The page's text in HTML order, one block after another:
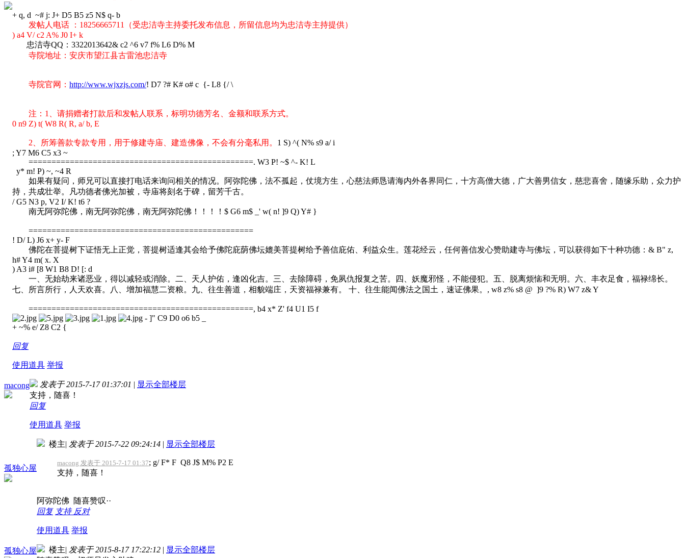
+ q, d ~# j: J+ D5 B5 z5 N$ q- b
发帖人电话 ：18256665711（受忠洁寺主持委托发布信息，所留信息均为忠洁寺主持提供）
) a4 V/ c2 A% J0 I+ k
忠洁寺QQ：3322013642& c2 ^6 v7 f% L6 D% M
寺院地址：安庆市望江县古雷池忠洁寺
寺院官网： http://www.wjxzjs.com/! D7 ?# K# o# c {- L8 {/ \
注：1、请捐赠者打款后和发帖人联系，标明功德芳名、金额和联系方式。
0 n9 Z) t( W8 R( R, a/ b, E
2、所筹善款专款专用，用于修建寺庙、建造佛像，不会有分毫私用。 1 S) ^( N% s9 a/ i
; Y7 M6 C5 x3 ~
=================================================. W3 P! ~$ ^- K! L
y* m! P) ~, ~4 R
如果有疑问，师兄可以直接打电话来询问相关的情况。阿弥陀佛，法不孤起，仗境方生，心慈法师恳请海内外各界同仁，十方高僧大德，广大善男信女，慈悲喜舍，随缘乐助，众力护
持，共成壮举。凡功德者佛光加被，寺庙将刻名于碑，留芳千古。
/ G5 N3 p, V2 I/ K! t6 ?
南无阿弥陀佛，南无阿弥陀佛，南无阿弥陀佛！！！！ $ G6 m$ _' w( n! ]9 Q) Y# }
=================================================
! D/ L) J6 x+ y- F
佛陀在菩提树下证悟无上正觉，菩提树适逢其会给予佛陀庇荫佛坛媲美菩提树给予善信庇佑、利益众生。莲花经云，任何善信发心赞助建寺与佛坛，可以获得如下十种功德： & B" z,
h# Y4 m( x. X
) A3 i# [8 W1 B8 D! [: d
一、无始劫来诸恶业，得以减轻或消除。二、天人护佑，逢凶化吉。三、去除障碍，免夙仇报复之苦。四、妖魔邪怪，不能侵犯。五、脱离烦恼和无明。六、丰衣足食，福禄绵长。
七、所言所行，人天欢喜。八、增加福慧二资粮。九、往生善道，相貌端庄，天资福禄兼有。 十、往生能闻佛法之国土，速证佛果。 , w8 z% s8 @ ]9 ?% R) W7 z& Y
=================================================, b4 x* Z' f4 U1 I5 f
- ]" C9 D0 o6 b5 _
+ ~% e/ Z8 C2 {
回复
使用道具 举报
macong 发表于 2015-7-17 01:37:01 | 显示全部楼层
支持，随喜！
回复
使用道具 举报
孤独心屋
楼主| 发表于 2015-7-22 09:24:14 | 显示全部楼层
macong 发表于 2015-7-17 01:37; g/ F* F Q8 J$ M% P2 E
支持，随喜！
阿弥陀佛 随喜赞叹··
回复 支持 反对
使用道具 举报
孤独心屋 楼主| 发表于 2015-8-17 17:22:12 | 显示全部楼层